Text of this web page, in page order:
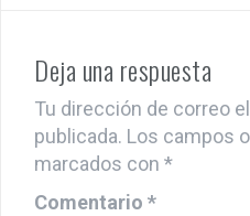
Deja una respuesta
Tu dirección de correo
publicada. Los campos
marcados con *
Comentario *